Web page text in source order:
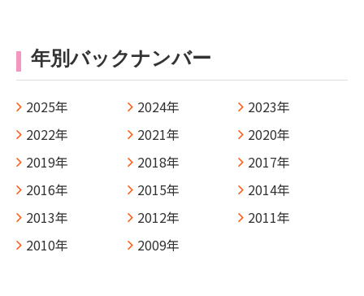
年別バックナンバー
2025年 2024年
2023年
2022年
2021年
2020年
2019年
2018年
2017年
2016年
2015年
2014年
2013年
2012年
2011年
2010年
2009年